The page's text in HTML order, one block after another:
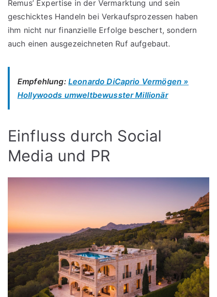
Remus’ Expertise in der Vermarktung und sein
geschicktes Handeln bei Verkaufsprozessen haben
ihm nicht nur finanzielle Erfolge beschert, sondern
auch einen ausgezeichneten Ruf aufgebaut.
Empfehlung: Leonardo DiCaprio Vermögen »
Hollywoods umweltbewusster Millionär
Einfluss durch Social
Media und PR